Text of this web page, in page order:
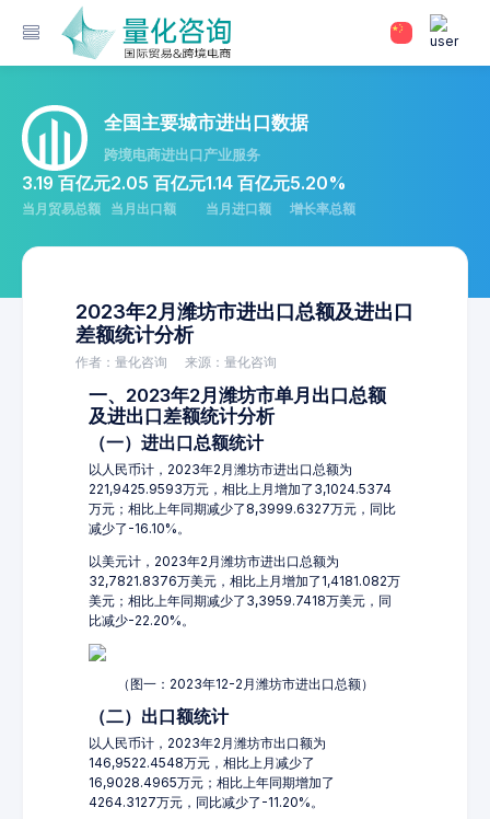
全国主要城市进出口数据
跨境电商进出口产业服务
3.19 百亿元
当月贸易总额
2.05 百亿元
当月出口额
1.14 百亿元
当月进口额
5.20%
增长率总额
2023年2月潍坊市进出口总额及进出口
差额统计分析
作者：量化咨询 来源：量化咨询
一、2023年2月潍坊市单月出口总额
及进出口差额统计分析
（一）进出口总额统计
以人民币计，2023年2月潍坊市进出口总额为
221,9425.9593万元，相比上月增加了3,1024.5374
万元；相比上年同期减少了8,3999.6327万元，同比
减少了-16.10%。
以美元计，2023年2月潍坊市进出口总额为
32,7821.8376万美元，相比上月增加了1,4181.082万
美元；相比上年同期减少了3,3959.7418万美元，同
比减少-22.20%。
（图一：2023年12-2月潍坊市进出口总额）
（二）出口额统计
以人民币计，2023年2月潍坊市出口额为
146,9522.4548万元，相比上月减少了
16,9028.4965万元；相比上年同期增加了
4264.3127万元，同比减少了-11.20%。